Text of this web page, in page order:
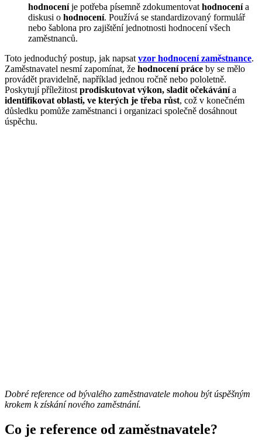
hodnoceníje potřeba písemně zdokumentovat hodnocenía
diskusi o hodnocení. Používá se standardizovaný formulář
nebo šablona pro zajištění jednotnosti hodnocení všech
zaměstnanců.
Toto jednoduchý postup, jak napsat vzor hodnocení zaměstnance.
Zaměstnavatel nesmí zapomínat, že hodnocení práce by se mělo
provádět pravidelně, například jednou ročně nebo pololetně.
Poskytují příležitost prodiskutovat výkon, sladit očekávánía
identifikovat oblasti, ve kterých je třeba růst, což v konečném
důsledku pomůže zaměstnanci i organizaci společně dosáhnout
úspěchu.
Dobré reference od bývalého zaměstnavatele mohou být úspěšným
krokem k získání nového zaměstnání.
Co je reference od zaměstnavatele?